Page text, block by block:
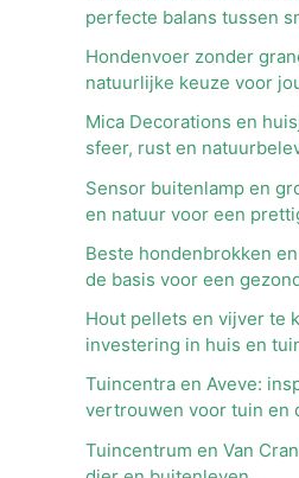
perfecte balans tussen
Hondenvoer zonder
natuurlijke keuze voor
Mica Decorations en
sfeer, rust en
Sensor buitenlamp en
en natuur voor een
Beste hondenbrokken
de basis voor een
Hout pellets en vijver te
investering in huis en
Tuincentra en Aveve:
vertrouwen voor tuin en
Tuincentrum en Van